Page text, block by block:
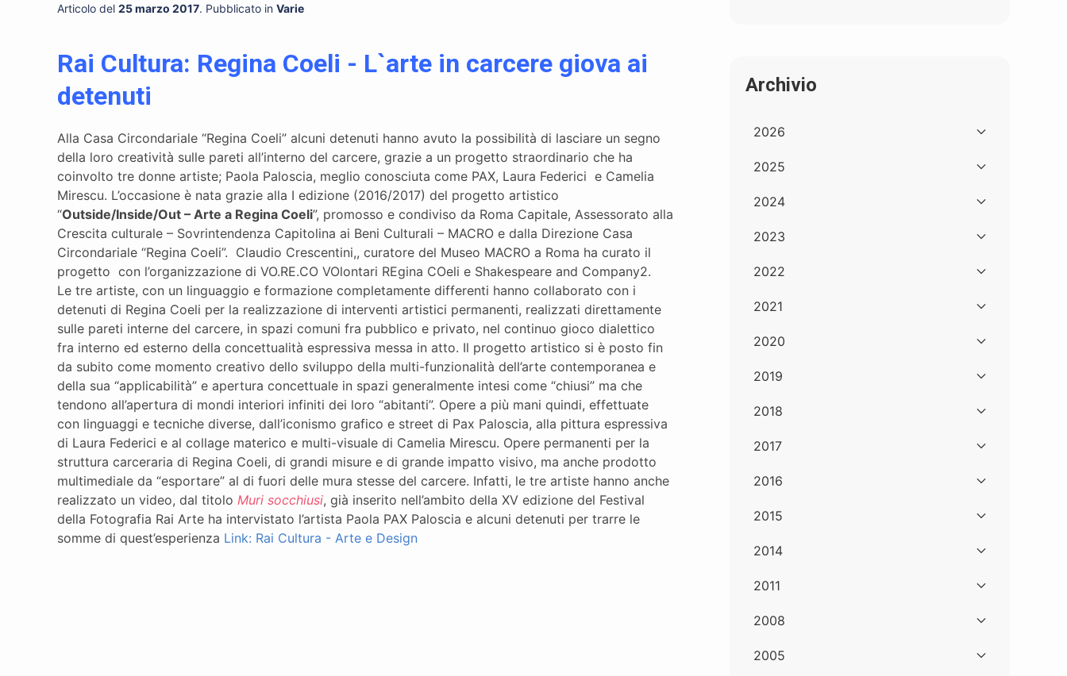
Articolo del 25 marzo 2017. Pubblicato in Varie
Rai Cultura: Regina Coeli - L`arte in carcere giova ai
detenuti
Alla Casa Circondariale “Regina Coeli” alcuni detenuti hanno avuto la possibilità di lasciare un segno
della loro creatività sulle pareti all’interno del carcere, grazie a un progetto straordinario che ha
coinvolto tre donne artiste; Paola Paloscia, meglio conosciuta come PAX, Laura Federici e Camelia
Mirescu. L’occasione è nata grazie alla I edizione (2016/2017) del progetto artistico
“Outside/Inside/Out – Arte a Regina Coeli”, promosso e condiviso da Roma Capitale, Assessorato alla
Crescita culturale – Sovrintendenza Capitolina ai Beni Culturali – MACRO e dalla Direzione Casa
Circondariale “Regina Coeli”. Claudio Crescentini,, curatore del Museo MACRO a Roma ha curato il
progetto con l’organizzazione di VO.RE.CO VOlontari REgina COeli e Shakespeare and Company2.
Le tre artiste, con un linguaggio e formazione completamente differenti hanno collaborato con i
detenuti di Regina Coeli per la realizzazione di interventi artistici permanenti, realizzati direttamente
sulle pareti interne del carcere, in spazi comuni fra pubblico e privato, nel continuo gioco dialettico
fra interno ed esterno della concettualità espressiva messa in atto. Il progetto artistico si è posto fin
da subito come momento creativo dello sviluppo della multi-funzionalità dell’arte contemporanea e
della sua “applicabilità” e apertura concettuale in spazi generalmente intesi come “chiusi” ma che
tendono all’apertura di mondi interiori infiniti dei loro “abitanti”. Opere a più mani quindi, effettuate
con linguaggi e tecniche diverse, dall’iconismo grafico e street di Pax Paloscia, alla pittura espressiva
di Laura Federici e al collage materico e multi-visuale di Camelia Mirescu. Opere permanenti per la
struttura carceraria di Regina Coeli, di grandi misure e di grande impatto visivo, ma anche prodotto
multimediale da “esportare” al di fuori delle mura stesse del carcere. Infatti, le tre artiste hanno anche
realizzato un video, dal titolo Muri socchiusi, già inserito nell’ambito della XV edizione del Festival
della Fotografia Rai Arte ha intervistato l’artista Paola PAX Paloscia e alcuni detenuti per trarre le
somme di quest’esperienza Link: Rai Cultura - Arte e Design
Archivio
2026
2025
2024
2023
2022
2021
2020
2019
2018
2017
2016
2015
2014
2011
2008
2005